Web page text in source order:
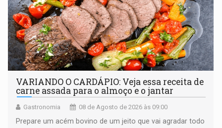
VARIANDO O CARDÁPIO: Veja essa receita de
carne assada para o almoço e o jantar
Gastronomia 08 de Agosto de 2026 às 09:00
Prepare um acém bovino de um jeito que vai agradar todo